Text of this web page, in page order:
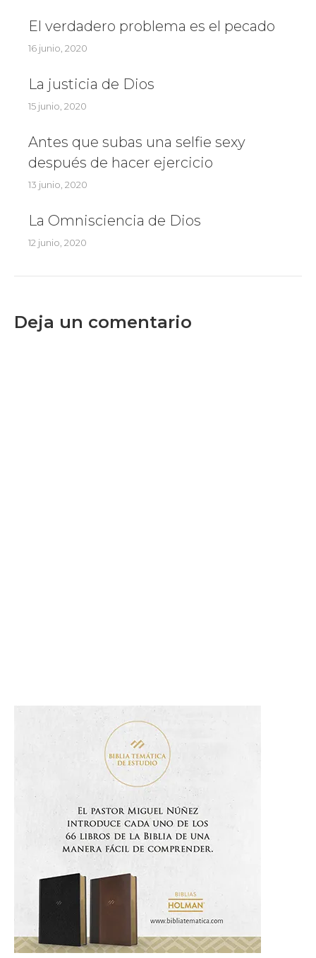
El verdadero problema es el pecado
16 junio, 2020
La justicia de Dios
15 junio, 2020
Antes que subas una selfie sexy
después de hacer ejercicio
13 junio, 2020
La Omnisciencia de Dios
12 junio, 2020
Deja un comentario